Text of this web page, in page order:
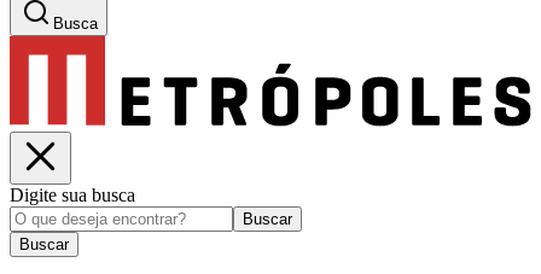
Busca
Digite sua busca
Buscar
Buscar